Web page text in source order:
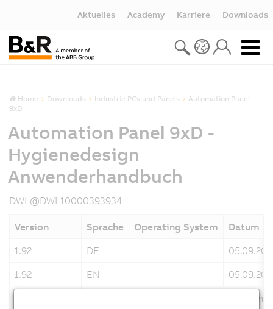
Aktuelles Academy Karriere Downloads
Home Downloads Industrie PCs und Panels
Automation Panel
9xD
Automation Panel 9xD -
Hygienedesign
Anwenderhandbuch
DWL@DWL10000393934
Version Sprache Operating System
Datum
1.92
DE
1.92
EN
Automation Panel 9xD - Hygienedesign